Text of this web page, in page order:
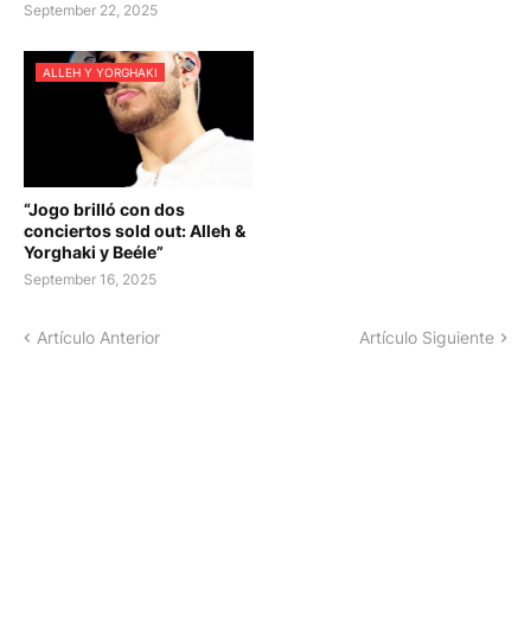
September 22, 2025
ALLEH Y YORGHAKI
“Jogo brilló con dos
conciertos sold out: Alleh &
Yorghaki y Beéle”
September 16, 2025
Artículo Anterior Artículo Siguiente